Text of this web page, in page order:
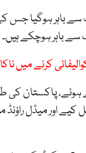
ایونٹ سے باہر
سے باہر ہوچکے ہیں۔
پسٹل کے مقابلے
مجموعی طور پر 581 پوائنٹس